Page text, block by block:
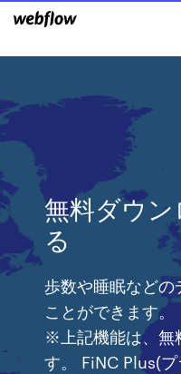
無料ダウ
る
歩数や睡眠などの
ことができます。
※上記機能は、無
す。 FiNC Plus(